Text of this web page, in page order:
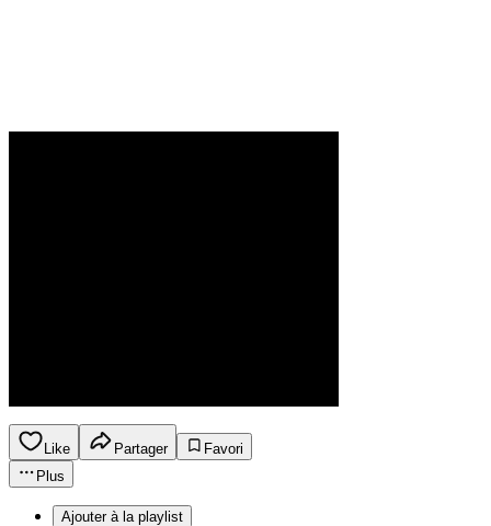
Like Partager
Favori
Plus
Ajouter à la playlist